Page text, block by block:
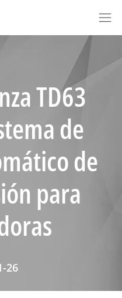
TD63
de
de
para
26